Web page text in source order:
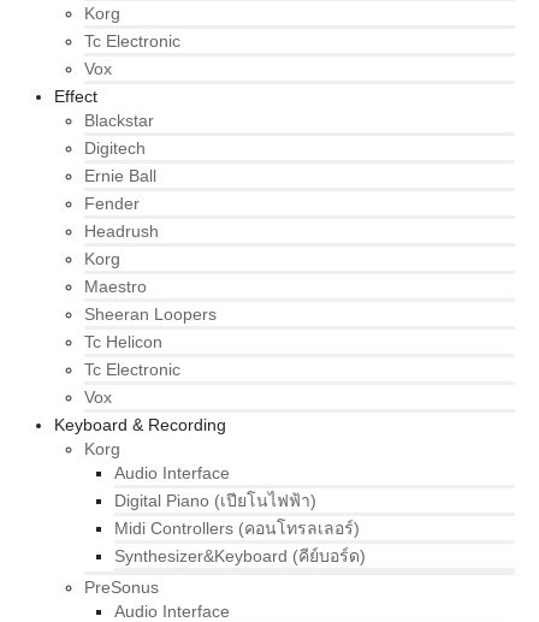
Korg
Tc Electronic
Vox
Effect
Blackstar
Digitech
Ernie Ball
Fender
Headrush
Korg
Maestro
Sheeran Loopers
Tc Helicon
Tc Electronic
Vox
Keyboard & Recording
Korg
Audio Interface
Digital Piano (เปียโนไฟฟ้า)
Midi Controllers (คอนโทรลเลอร์)
Synthesizer&Keyboard (คีย์บอร์ด)
PreSonus
Audio Interface